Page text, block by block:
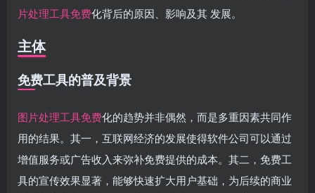
片处理工具免费化背后的原因、影响及其 发展。
主体
免费工具的普及背景
图片处理工具免费化的趋势并非偶然，而是多重因素共同作
用的结果。其一，互联网经济的发展使得软件公司可以通过
增值服务或广告收入来弥补免费提供的成本。其二，免费工
具的宣传效果显著，能够快速扩大用户基础，为后续的商业